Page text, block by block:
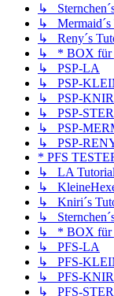
↳
↳ Mermaid´s
↳ Reny´s
↳ * BOX für
↳ PSP-LA
↳ PSP-
↳ PSP-
↳ PSP-
↳ PSP-
↳ PSP-
* PFS
↳ LA
↳
↳ Kniri´s
↳
↳ * BOX für
↳ PFS-LA
↳ PFS-
↳ PFS-
↳ PFS-